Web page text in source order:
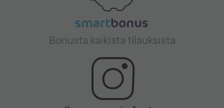
Bonusta kaikista tilauksista